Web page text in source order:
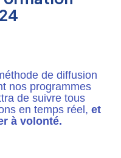
de diffusion
nos programmes
de suivre tous
en temps réel, et
à volonté.